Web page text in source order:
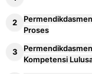
Proses
Kompetensi